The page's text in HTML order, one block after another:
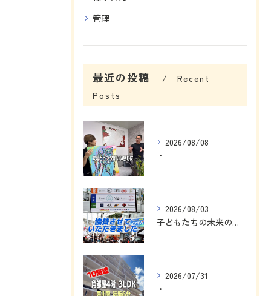
管理
最近の投稿
Recent
Posts
2026/08/08
・
2026/08/03
子どもたちの未来のために、私にできることを考えました☺️
2026/07/31
・